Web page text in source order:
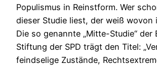
Populismus in Reinstform. Wer
dieser Studie liest, der weiß wovon
Die so genannte „Mitte-Studie“ der
Stiftung der SPD trägt den Titel:
feindselige Zustände,